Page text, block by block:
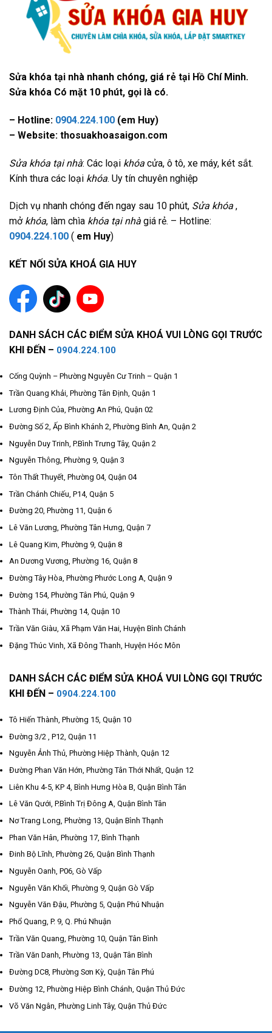
Sửa khóa tại nhà nhanh chóng, giá rẻ tại Hồ Chí Minh.
Sửa khóa Có mặt 10 phút, gọi là có.
– Hotline: 0904.224.100 (em Huy)
– Website: thosuakhoasaigon.com
Sửa khóa tại nhà: Các loại khóa cửa, ô tô, xe máy, két sắt.
Kính thưa các loại khóa. Uy tín chuyên nghiệp
Dịch vụ nhanh chóng đến ngay sau 10 phút, Sửa khóa ,
mở khóa, làm chìa khóa tại nhà giá rẻ. – Hotline:
0904.224.100 ( em Huy)
KẾT NỐI SỬA KHOÁ GIA HUY
DANH SÁCH CÁC ĐIỂM SỬA KHOÁ VUI LÒNG GỌI TRƯỚC
KHI ĐẾN – 0904.224.100
Cống Quỳnh – Phường Nguyễn Cư Trinh – Quận 1
Trần Quang Khải, Phường Tân Định, Quận 1
Lương Định Của, Phường An Phú, Quận 02
Đường Số 2, Ấp Bình Khánh 2, Phường Bình An, Quận 2
Nguyễn Duy Trinh, P.Bình Trưng Tây, Quận 2
Nguyễn Thông, Phường 9, Quận 3
Tôn Thất Thuyết, Phường 04, Quận 04
Trần Chánh Chiếu, P14, Quận 5
Đường 20, Phường 11, Quận 6
Lê Văn Lương, Phường Tân Hưng, Quận 7
Lê Quang Kim, Phường 9, Quận 8
An Dương Vương, Phường 16, Quận 8
Đường Tây Hòa, Phường Phước Long A, Quận 9
Đường 154, Phường Tân Phú, Quận 9
Thành Thái, Phường 14, Quận 10
Trần Văn Giàu, Xã Phạm Văn Hai, Huyện Bình Chánh
Đặng Thúc Vinh, Xã Đông Thanh, Huyện Hóc Môn
DANH SÁCH CÁC ĐIỂM SỬA KHOÁ VUI LÒNG GỌI TRƯỚC
KHI ĐẾN – 0904.224.100
Tô Hiến Thành, Phường 15, Quận 10
Đường 3/2 , P12, Quận 11
Nguyễn Ảnh Thủ, Phường Hiệp Thành, Quận 12
Đường Phan Văn Hớn, Phường Tân Thới Nhất, Quận 12
Liên Khu 4-5, KP 4, Bình Hưng Hòa B, Quận Bình Tân
Lê Văn Qưới, P.Bình Trị Đông A, Quận Bình Tân
Nơ Trang Long, Phường 13, Quận Bình Thạnh
Phan Văn Hân, Phường 17, Bình Thạnh
Đinh Bộ Lĩnh, Phường 26, Quận Bình Thạnh
Nguyễn Oanh, P06, Gò Vấp
Nguyễn Văn Khối, Phường 9, Quận Gò Vấp
Nguyễn Văn Đậu, Phường 5, Quận Phú Nhuận
Phổ Quang, P. 9, Q. Phú Nhuận
Trần Văn Quang, Phường 10, Quận Tân Bình
Trần Văn Danh, Phường 13, Quận Tân Bình
Đường DC8, Phường Sơn Kỳ, Quận Tân Phú
Đường 12, Phường Hiệp Bình Chánh, Quận Thủ Đức
Võ Văn Ngân, Phường Linh Tây, Quận Thủ Đức